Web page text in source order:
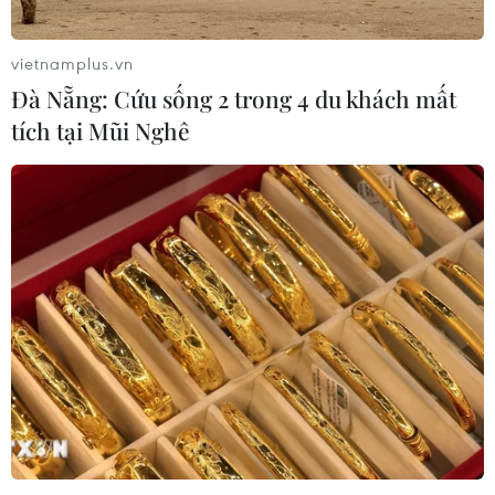
03/08/2026 07:42
Xem thêm
CƠ QUAN CHỦ QUẢN: THÔNG TẤN XÃ VIỆT NAM
Tổng Biên tập: TRẦN TIẾN DUẨN
Phó Tổng Biên tập: NGUYỄN THỊ TÁM, KHÚC THANH
THỦY
Sở hữu trí tuệ
Quy định sử dụng
RSS
Hỗ trợ
vietnamplus.vn
Đà Nẵng: Cứu sống 2 trong 4 du khách mất
tích tại Mũi Nghê